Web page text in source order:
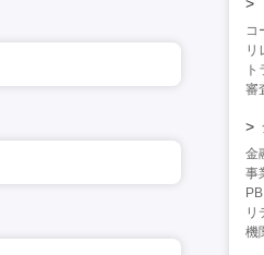
コ
リ
審
金
事
リ
機